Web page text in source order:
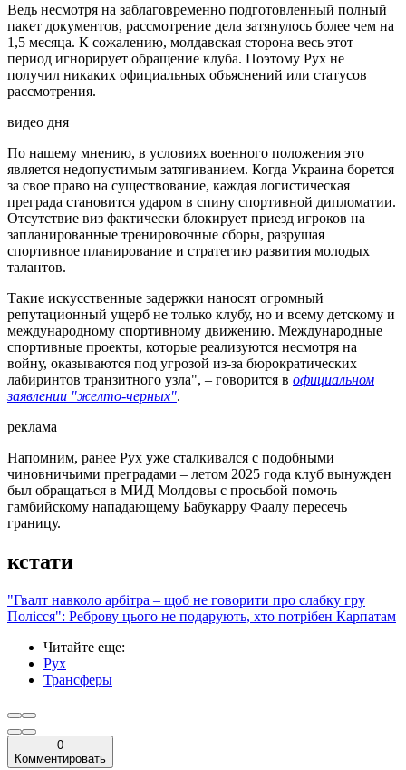
Ведь несмотря на заблаговременно подготовленный полный
пакет документов, рассмотрение дела затянулось более чем на
1,5 месяца. К сожалению, молдавская сторона весь этот
период игнорирует обращение клуба. Поэтому Рух не
получил никаких официальных объяснений или статусов
рассмотрения.
видео дня
По нашему мнению, в условиях военного положения это
является недопустимым затягиванием. Когда Украина борется
за свое право на существование, каждая логистическая
преграда становится ударом в спину спортивной дипломатии.
Отсутствие виз фактически блокирует приезд игроков на
запланированные тренировочные сборы, разрушая
спортивное планирование и стратегию развития молодых
талантов.
Такие искусственные задержки наносят огромный
репутационный ущерб не только клубу, но и всему детскому и
международному спортивному движению. Международные
спортивные проекты, которые реализуются несмотря на
войну, оказываются под угрозой из-за бюрократических
лабиринтов транзитного узла", – говорится в официальном
заявлении "желто-черных".
реклама
Напомним, ранее Рух уже сталкивался с подобными
чиновничьими преградами – летом 2025 года клуб вынужден
был обращаться в МИД Молдовы с просьбой помочь
гамбийскому нападающему Бабукарру Фаалу пересечь
границу.
кстати
"Гвалт навколо арбітра – щоб не говорити про слабку гру
Полісся": Реброву цього не подарують, хто потрібен Карпатам
Читайте еще:
Рух
Трансферы
0
Комментировать